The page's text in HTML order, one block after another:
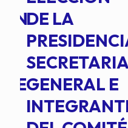
DE LA
SECRETARIA
GENERAL E